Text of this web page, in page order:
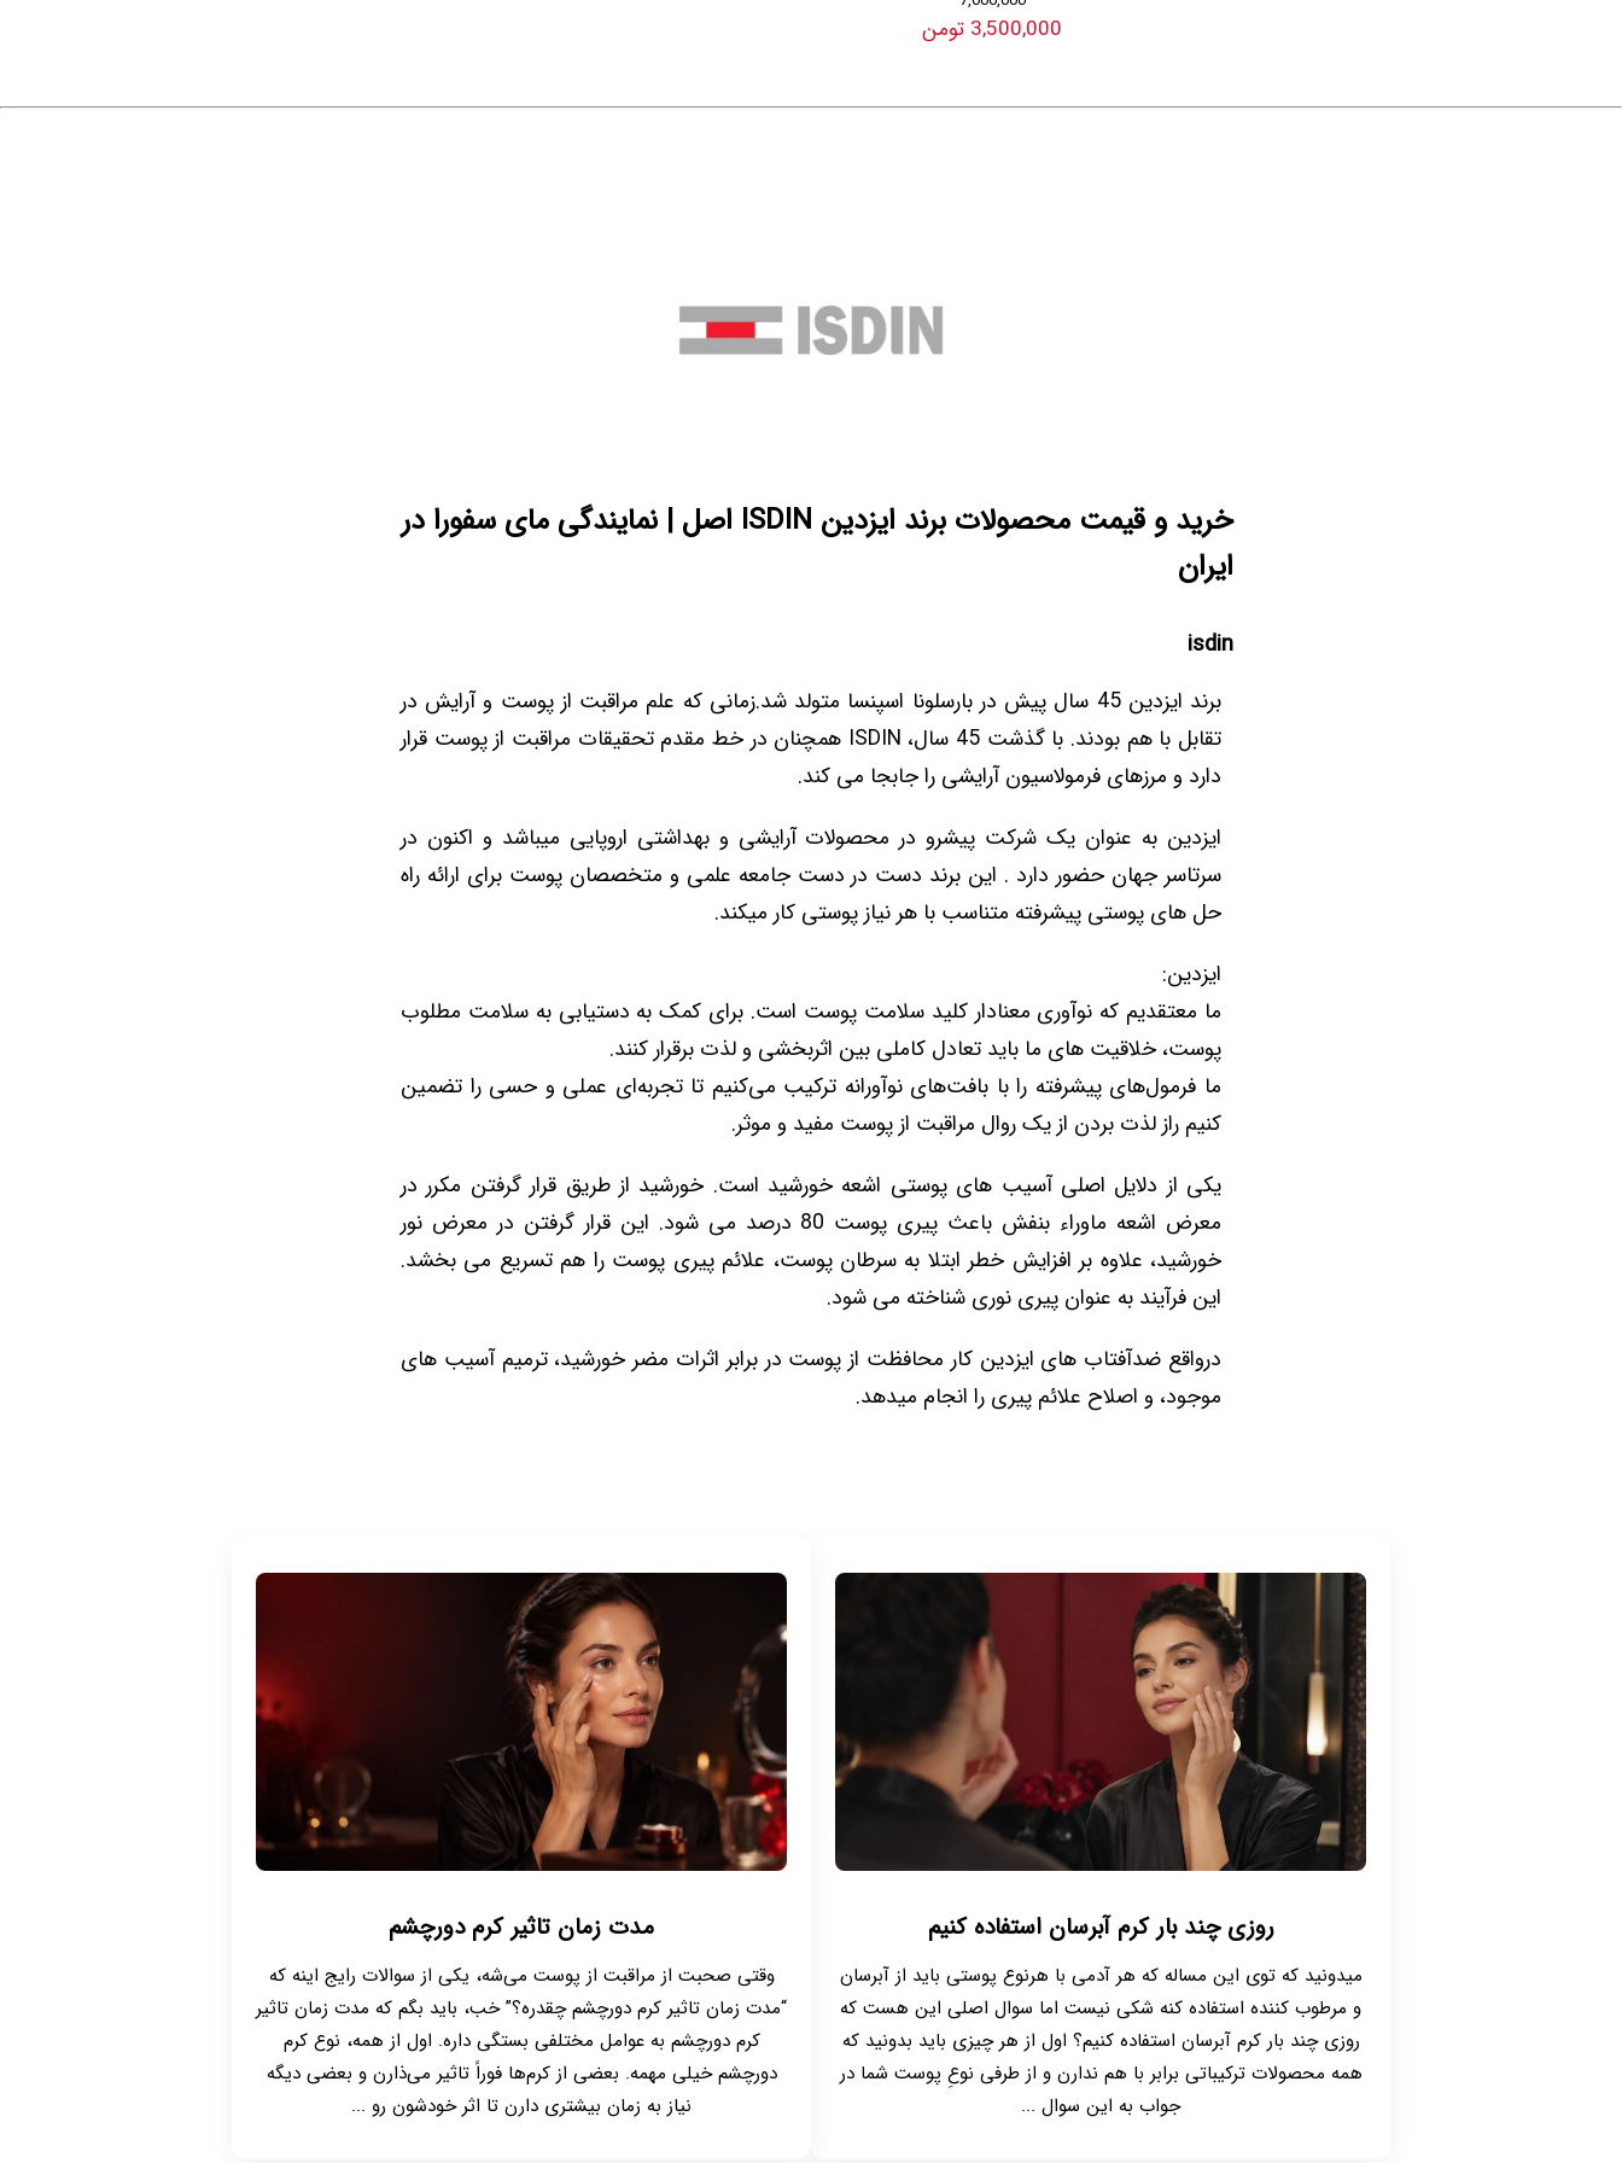
3,500,000 تومن
خرید و قیمت محصولات برند ایزدین ISDIN اصل | نمایندگی مای سفورا در
ایران
isdin
برند ایزدین 45 سال پیش در بارسلونا اسپنسا متولد شد.زمانی که علم مراقبت از پوست و آرایش در
تقابل با هم بودند. با گذشت 45 سال، ISDIN همچنان در خط مقدم تحقیقات مراقبت از پوست قرار
دارد و مرزهای فرمولاسیون آرایشی را جابجا می کند.
ایزدین به عنوان یک شرکت پیشرو در محصولات آرایشی و بهداشتی اروپایی میباشد و اکنون در
سرتاسر جهان حضور دارد . این برند دست در دست جامعه علمی و متخصصان پوست برای ارائه راه
حل های پوستی پیشرفته متناسب با هر نیاز پوستی کار میکند.
ایزدین:
ما معتقدیم که نوآوری معنادار کلید سلامت پوست است. برای کمک به دستیابی به سلامت مطلوب
پوست، خلاقیت های ما باید تعادل کاملی بین اثربخشی و لذت برقرار کنند.
ما فرمول‌های پیشرفته را با بافت‌های نوآورانه ترکیب می‌کنیم تا تجربه‌ای عملی و حسی را تضمین
کنیم راز لذت بردن از یک روال مراقبت از پوست مفید و موثر.
یکی از دلایل اصلی آسیب های پوستی اشعه خورشید است. خورشید از طریق قرار گرفتن مکرر در
معرض اشعه ماوراء بنفش باعث پیری پوست 80 درصد می شود. این قرار گرفتن در معرض نور
خورشید، علاوه بر افزایش خطر ابتلا به سرطان پوست، علائم پیری پوست را هم تسریع می بخشد.
این فرآیند به عنوان پیری نوری شناخته می شود.
درواقع ضدآفتاب های ایزدین کار محافظت از پوست در برابر اثرات مضر خورشید، ترمیم آسیب های
موجود، و اصلاح علائم پیری را انجام میدهد.
روزی چند بار کرم آبرسان استفاده کنیم
میدونید که توی این مساله که هر آدمی با هرنوع پوستی باید از آبرسان
و مرطوب کننده استفاده کنه شکی نیست اما سوال اصلی این هست که
روزی چند بار کرم آبرسان استفاده کنیم؟ اول از هر چیزی باید بدونید که
همه محصولات ترکیباتی برابر با هم ندارن و از طرفی نوعِ پوست شما در
جواب به این سوال ...
مدت زمان تاثیر کرم دورچشم
وقتی صحبت از مراقبت از پوست می‌شه، یکی از سوالات رایج اینه که
“مدت زمان تاثیر کرم دورچشم چقدره؟” خب، باید بگم که مدت زمان تاثیر
کرم دورچشم به عوامل مختلفی بستگی داره. اول از همه، نوع کرم
دورچشم خیلی مهمه. بعضی از کرم‌ها فوراً تاثیر می‌ذارن و بعضی دیگه
نیاز به زمان بیشتری دارن تا اثر خودشون رو ...